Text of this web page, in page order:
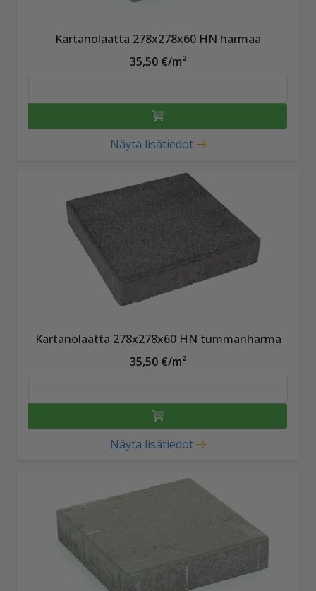
Kartanolaatta 278x278x60 HN harmaa
35,50 €/m²
Näytä lisätiedot
Kartanolaatta 278x278x60 HN tummanharma
35,50 €/m²
Näytä lisätiedot